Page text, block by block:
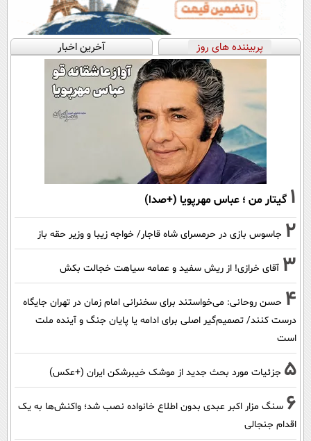
پربیننده های روز آخرین اخبار
1 گیتار من ؛ عباس مهرپویا (+صدا)
2 جاسوس بازی در حرمسرای شاه قاجار/ خواجه زیبا و وزیر حقه باز
3 آقای خرازی! از ریش سفید و عمامه سیاهت خجالت بکش
4 حسن روحانی: می‌خواستند برای سخنرانی امام زمان در تهران جایگاه
درست کنند/ تصمیم‌گیر اصلی برای ادامه یا پایان جنگ و آینده ملت
است
5 جزئیات مورد بحث جدید از موشک خیبرشکن ایران (+عکس)
6 سنگ مزار اکبر عبدی بدون اطلاع خانواده نصب شد؛ واکنش‌ها به یک
اقدام جنجالی